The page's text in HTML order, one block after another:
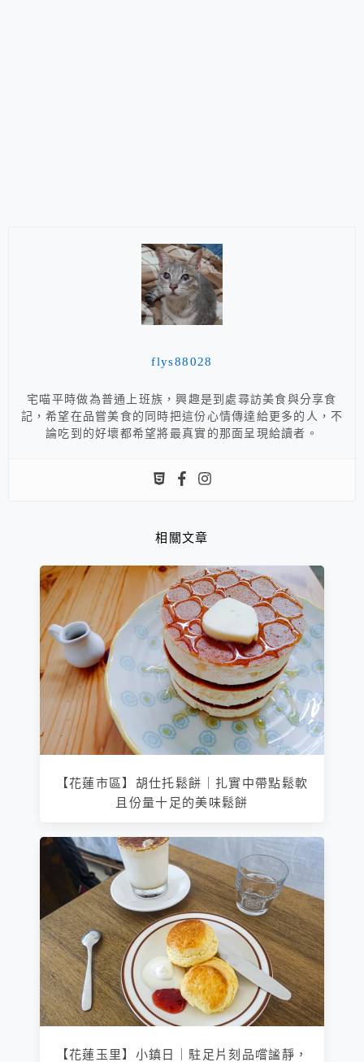
flys88028
宅喵平時做為普通上班族，興趣是到處尋訪美食與分享食
記，希望在品嘗美食的同時把這份心情傳達給更多的人，不
論吃到的好壞都希望將最真實的那面呈現給讀者。
相關文章
【花蓮市區】胡仕托鬆餅｜扎實中帶點鬆軟
且份量十足的美味鬆餅
【花蓮玉里】小鎮日｜駐足片刻品嚐謐靜，